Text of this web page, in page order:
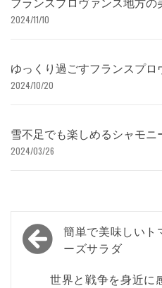
2024/11/10
ゆっくり過ごすフランスプロ
2024/10/20
雪不足でも楽しめるシャモニ
2024/03/26
投
稿
簡単で美味しいト
ーズサラダ
世界と戦争を身近に